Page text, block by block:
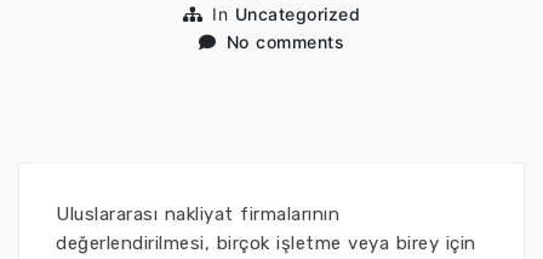
In Uncategorized
No comments
Uluslararası nakliyat firmalarının
değerlendirilmesi, birçok işletme veya birey için